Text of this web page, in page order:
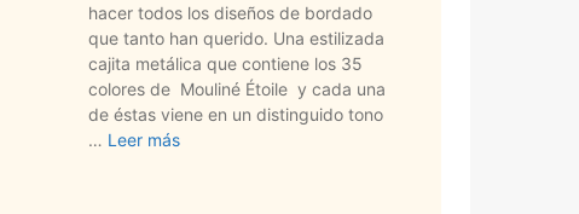
hacer todos los diseños de bordado
que tanto han querido. Una estilizada
cajita metálica que contiene los 35
colores de Mouliné Étoile y cada una
de éstas viene en un distinguido tono
… Leer más